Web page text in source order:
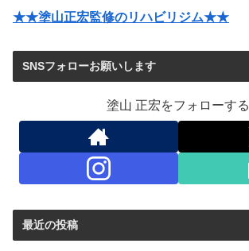
★★塗山正宏監修のリハビリジム★★
SNSフォローお願いします
塗山 正宏をフォローする
最近の投稿